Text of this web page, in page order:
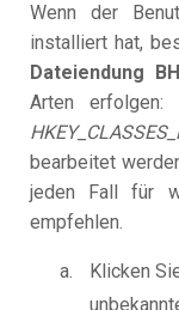
Wenn der
installiert hat,
Dateiendung
Arten erfolgen:
bearbeitet
jeden Fall für
empfehlen.
Klicken